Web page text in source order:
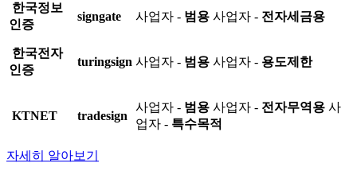
한국정보
인증
signgate 사업자 - 범용 사업자 - 전자세금용
한국전자
인증
turingsign 사업자 - 범용 사업자 - 용도제한
KTNET tradesign
사업자 - 범용 사업자 - 전자무역용 사
업자 - 특수목적
자세히 알아보기